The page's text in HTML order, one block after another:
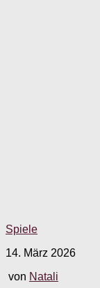
Spiele
14. März 2026
von Natali